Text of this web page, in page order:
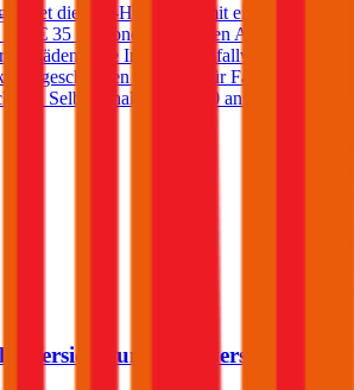
bietet die Kfz-Haftpflicht mit einer
von € 35 Millionen an. Gegen Aufpreis
eine Insassen-Unfallversicherung
abgeschlossen werden. Für Fahrer unter
ein Selbstbehalt von € 500 an.
Versicherung Autoversicherung